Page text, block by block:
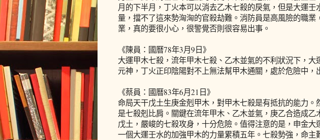
月的下半月，丁火本可以消去乙木七殺的戾氣，但是大運壬
量，擋不了這來勢洶洶的官殺劫難。消防員是高風險的職業
業，真的要很小心，很警覺否則很容易出事。
《陳員：國曆78年3月9日》
大運甲木七殺，流年甲木七殺、乙木並氣的不利狀況下，大
元神，丁火正印陰陽對不上無法幫甲木通關，處於危險中，
《蔡員：國曆83年6月21日》
命局天干戊土生庚金剋甲木，對甲木七殺是有抵抗的能力。
是七殺剋比肩。關鍵在流年甲木、乙木並氣，庚乙合造成乙
戊土，嚴峻的七殺攻身，十分危險。值得注意的是，申金大
一個大運壬水的加強甲木的力量累積五年。七殺勢強，命主